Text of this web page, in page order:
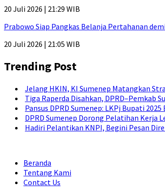
20 Juli 2026 | 21:29 WIB
Prabowo Siap Pangkas Belanja Pertahanan
20 Juli 2026 | 21:05 WIB
Trending Post
Jelang HKIN, KI Sumenep Matangkan
Tiga Raperda Disahkan, DPRD–Pemkab
Pansus DPRD Sumenep: LKPj Bupati
DPRD Sumenep Dorong Pelatihan Kerja
Hadiri Pelantikan KNPI, Begini Pesan
Beranda
Tentang Kami
Contact Us